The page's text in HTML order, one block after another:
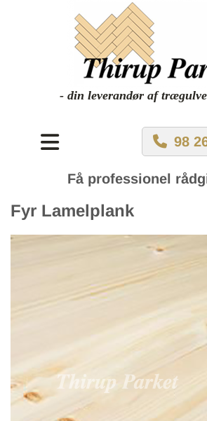
- din leverandør af
98
Få professionel
Fyr Lamelplank